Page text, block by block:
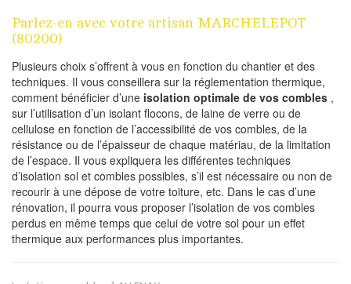
Parlez-en avec votre artisan MARCHELEPOT
(80200)
Plusieurs choix s’offrent à vous en fonction du chantier et des
techniques. Il vous conseillera sur la réglementation thermique,
comment bénéficier d’une isolation optimale de vos combles ,
sur l’utilisation d’un isolant flocons, de laine de verre ou de
cellulose en fonction de l’accessibilité de vos combles, de la
résistance ou de l’épaisseur de chaque matériau, de la limitation
de l’espace. Il vous expliquera les différentes techniques
d’isolation sol et combles possibles, s’il est nécessaire ou non de
recourir à une dépose de votre toiture, etc. Dans le cas d’une
rénovation, il pourra vous proposer l’isolation de vos combles
perdus en même temps que celui de votre sol pour un effet
thermique aux performances plus importantes.